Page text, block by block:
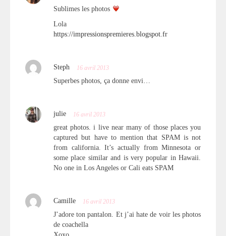
Sublimes les photos
Lola
https://impressionspremieres.blogspot.fr
Steph 16 avril 2013
Superbes photos, ça donne envi…
julie 16 avril 2013
great photos. i live near many of those places you
captured but have to mention that SPAM is not
from california. It’s actually from Minnesota or
some place similar and is very popular in Hawaii.
No one in Los Angeles or Cali eats SPAM
Camille 16 avril 2013
J’adore ton pantalon. Et j’ai hate de voir les photos
de coachella